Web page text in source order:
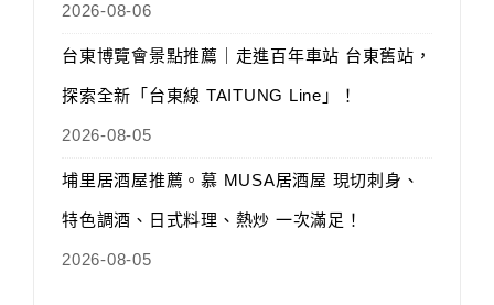
2026-08-06
台東博覽會景點推薦｜走進百年車站 台東舊站，
探索全新「台東線 TAITUNG Line」！
2026-08-05
埔里居酒屋推薦。慕 MUSA居酒屋 現切刺身、
特色調酒、日式料理、熱炒 一次滿足！
2026-08-05